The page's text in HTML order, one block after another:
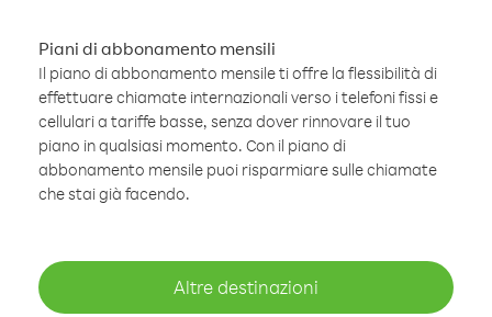
Piani di abbonamento mensili
Il piano di abbonamento mensile ti offre la flessibilità di
effettuare chiamate internazionali verso i telefoni fissi e
cellulari a tariffe basse, senza dover rinnovare il tuo
piano in qualsiasi momento. Con il piano di
abbonamento mensile puoi risparmiare sulle chiamate
che stai già facendo.
Altre destinazioni